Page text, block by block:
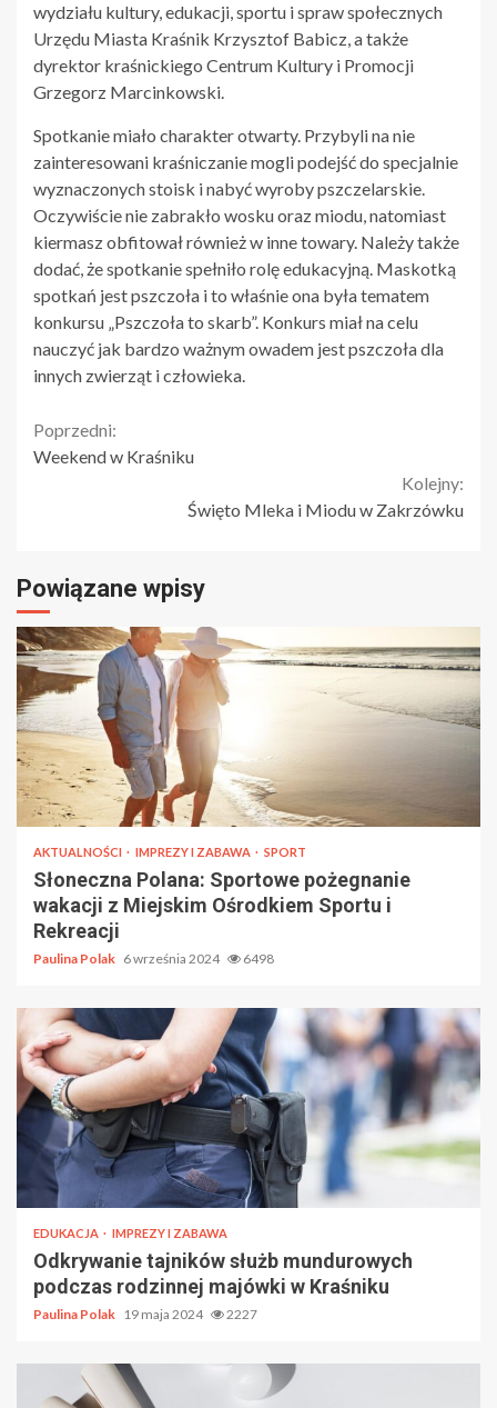
wydziału kultury, edukacji, sportu i spraw społecznych
Urzędu Miasta Kraśnik Krzysztof Babicz, a także
dyrektor kraśnickiego Centrum Kultury i Promocji
Grzegorz Marcinkowski.
Spotkanie miało charakter otwarty. Przybyli na nie
zainteresowani kraśniczanie mogli podejść do specjalnie
wyznaczonych stoisk i nabyć wyroby pszczelarskie.
Oczywiście nie zabrakło wosku oraz miodu, natomiast
kiermasz obfitował również w inne towary. Należy także
dodać, że spotkanie spełniło rolę edukacyjną. Maskotką
spotkań jest pszczoła i to właśnie ona była tematem
konkursu „Pszczoła to skarb”. Konkurs miał na celu
nauczyć jak bardzo ważnym owadem jest pszczoła dla
innych zwierząt i człowieka.
Continue
Poprzedni:
Weekend w Kraśniku
Kolejny:
Święto Mleka i Miodu w Zakrzówku
Powiązane wpisy
AKTUALNOŚCI IMPREZY I ZABAWA SPORT
Słoneczna Polana: Sportowe pożegnanie
wakacji z Miejskim Ośrodkiem Sportu i
Rekreacji
Paulina Polak 6 września 2024 6498
EDUKACJA IMPREZY I ZABAWA
Odkrywanie tajników służb mundurowych
podczas rodzinnej majówki w Kraśniku
Paulina Polak 19 maja 2024 2227